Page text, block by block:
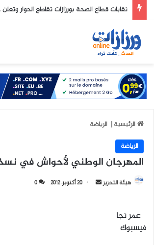
نقابات قطاع الصحة بورزازات تقاطع الحوار
الرئيسية| الرياضة
الرياضة
المهرجان الوطني لأحواش في
هيئة التحرير 20 أكتوبر، 2012 0
عمر نجا
فيسبوك